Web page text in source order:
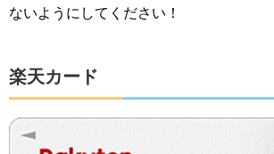
ないようにしてください！
楽天カード